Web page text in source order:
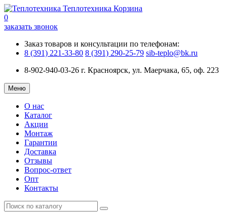
Теплотехника Корзина
0
заказать звонок
Заказ товаров и консультации по телефонам:
8 (391) 221-33-80 8 (391) 290-25-79 sib-teplo@bk.ru
8-902-940-03-26 г. Красноярск, ул. Маерчака, 65, оф. 223
Меню
О нас
Каталог
Акции
Монтаж
Гарантии
Доставка
Отзывы
Вопрос-ответ
Опт
Контакты